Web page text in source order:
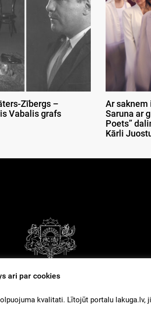
Zībergs –
Vabalis grafs
Ar
Saruna ar
Poets”
Kārli
ari par cookies
kvalitati. Lītojūt portalu lakuga.lv,